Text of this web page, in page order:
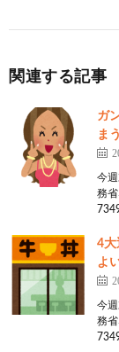
関連する記事
ガ
ま
今
務
4大
よ
今
務